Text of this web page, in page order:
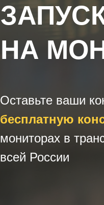
НА
Оставьте ваши
бесплатную
мониторах в
всей России